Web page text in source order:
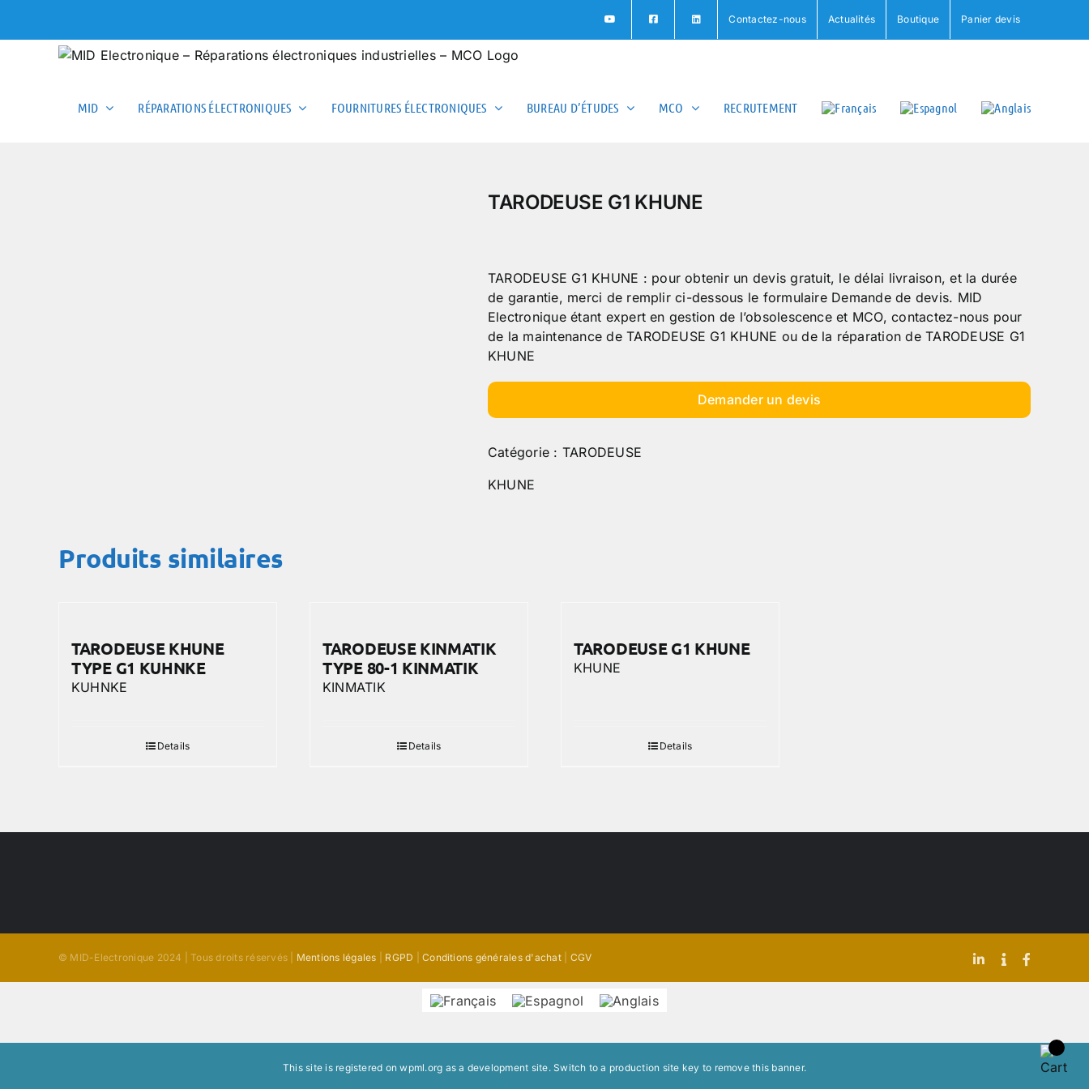
Contactez-nous Actualités Boutique Panier devis
MID RÉPARATIONS ÉLECTRONIQUES FOURNITURES ÉLECTRONIQUES BUREAU D’ÉTUDES MCO RECRUTEMENT
TARODEUSE G1 KHUNE
TARODEUSE G1 KHUNE : pour obtenir un devis gratuit, le délai livraison, et la durée
de garantie, merci de remplir ci-dessous le formulaire Demande de devis. MID
Electronique étant expert en gestion de l’obsolescence et MCO, contactez-nous pour
de la maintenance de TARODEUSE G1 KHUNE ou de la réparation de TARODEUSE G1
KHUNE
Demander un devis
Catégorie : TARODEUSE
KHUNE
Produits similaires
TARODEUSE KHUNE
TYPE G1 KUHNKE
KUHNKE
Details
TARODEUSE KINMATIK
TYPE 80-1 KINMATIK
KINMATIK
Details
TARODEUSE G1 KHUNE
KHUNE
Details
© MID-Electronique 2024 | Tous droits réservés | Mentions légales RGPD |Conditions générales d'achat| CGV LinkedIn
Indeed
This site is registered onwpml.org as a development site. Switch to a production site key to remove this banner.